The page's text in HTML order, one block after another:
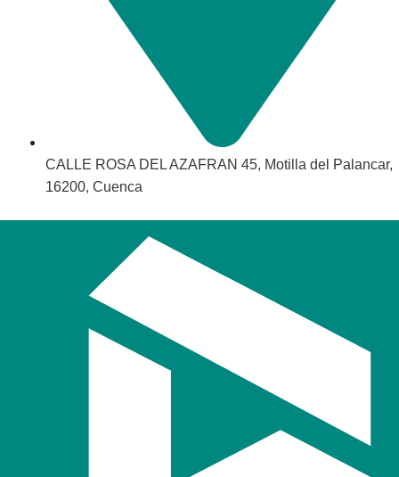
CALLE ROSA DEL AZAFRAN 45, Motilla del Palancar,
16200, Cuenca